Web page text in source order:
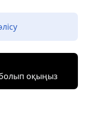
оқыңыз